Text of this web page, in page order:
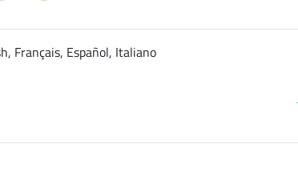
Français, Español, Italiano